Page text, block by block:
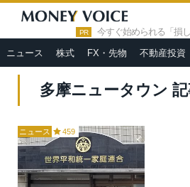
PR 今すぐ始められる「損
ニュース 株式 FX・先物 不動産投資
HOME » 多摩ニュータウン
多摩ニュータウン
ニュース 459